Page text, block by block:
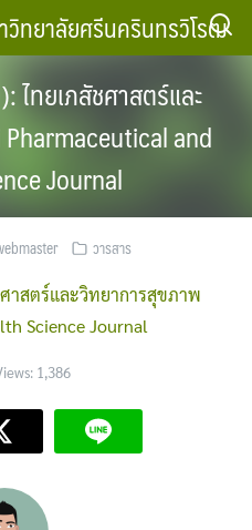
วิทยาลัยศรีนครินทรวิโรฒ
ไทยเภสัชศาสตร์และ
and
Journal
วารสาร
าสตร์และวิทยาการสุขภาพ
Science Journal
1,386